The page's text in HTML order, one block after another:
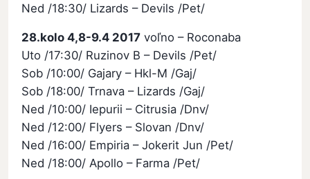
Ned /18:30/ Lizards – Devils /Pet/
28.kolo 4,8-9.4 2017 voľno – Roconaba
Uto /17:30/ Ruzinov B – Devils /Pet/
Sob /10:00/ Gajary – Hkl-M /Gaj/
Sob /18:00/ Trnava – Lizards /Gaj/
Ned /10:00/ Iepurii – Citrusia /Dnv/
Ned /12:00/ Flyers – Slovan /Dnv/
Ned /16:00/ Empiria – Jokerit Jun /Pet/
Ned /18:00/ Apollo – Farma /Pet/